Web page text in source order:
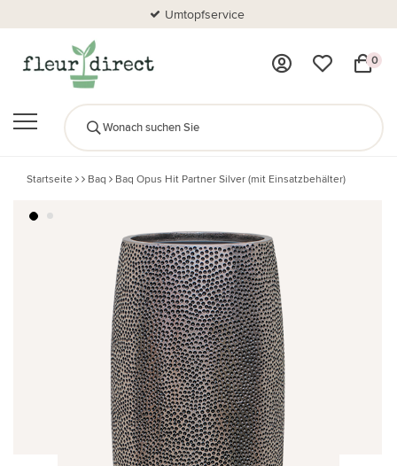
Umtopfservice
0
Startseite Baq Baq Opus Hit Partner Silver (mit Einsatzbehälter)